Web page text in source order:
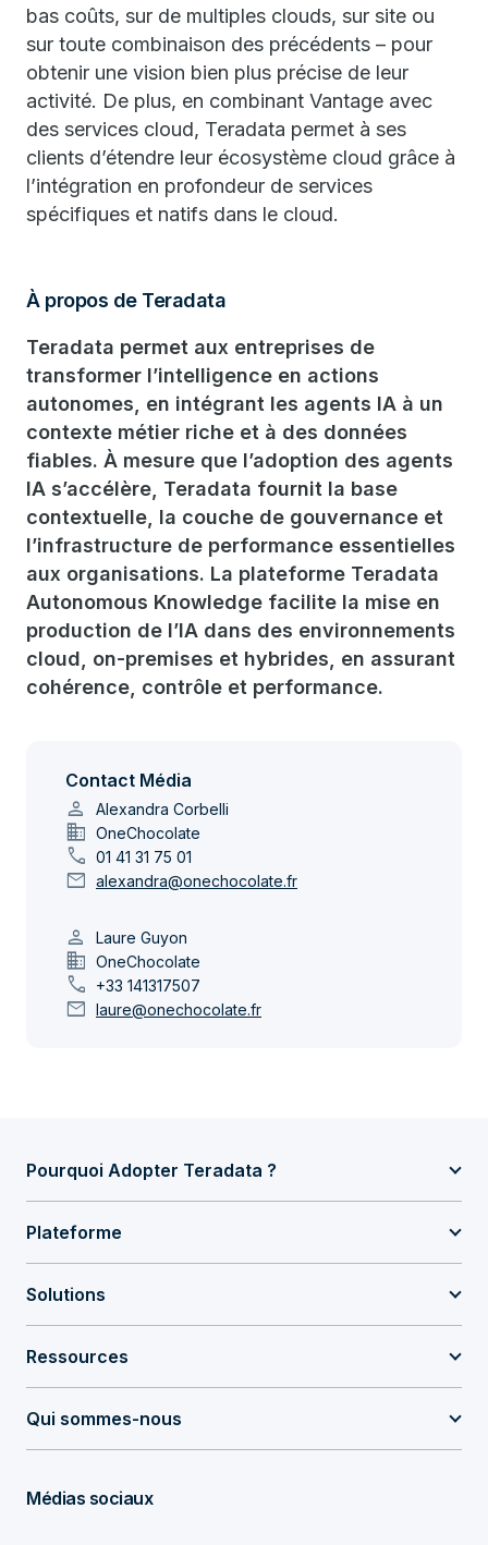
bas coûts, sur de multiples clouds, sur site ou
sur toute combinaison des précédents – pour
obtenir une vision bien plus précise de leur
activité. De plus, en combinant Vantage avec
des services cloud, Teradata permet à ses
clients d’étendre leur écosystème cloud grâce à
l’intégration en profondeur de services
spécifiques et natifs dans le cloud.
À propos de Teradata
Teradata permet aux entreprises de
transformer l’intelligence en actions
autonomes, en intégrant les agents IA à un
contexte métier riche et à des données
fiables. À mesure que l’adoption des agents
IA s’accélère, Teradata fournit la base
contextuelle, la couche de gouvernance et
l’infrastructure de performance essentielles
aux organisations. La plateforme Teradata
Autonomous Knowledge facilite la mise en
production de l’IA dans des environnements
cloud, on-premises et hybrides, en assurant
cohérence, contrôle et performance.
Contact Média
person Alexandra Corbelli
domain OneChocolate
call 01 41 31 75 01
mail alexandra@onechocolate.fr
person Laure Guyon
domain OneChocolate
call +33 141317507
mail laure@onechocolate.fr
Pourquoi Adopter Teradata ?
Plateforme
Solutions
Ressources
Qui sommes-nous
Médias sociaux